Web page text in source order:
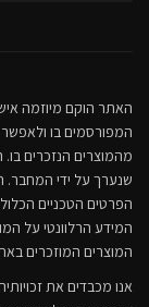
האתר הוקם מיוזמה
המפורסמים בו
מהמוצרים הנזכרים בו.
שנערך על ידי המחבר.
הפרטים הטכניים
המידע הרלוונטי על
המוצרים המוזכרים
אנו מכבדים את